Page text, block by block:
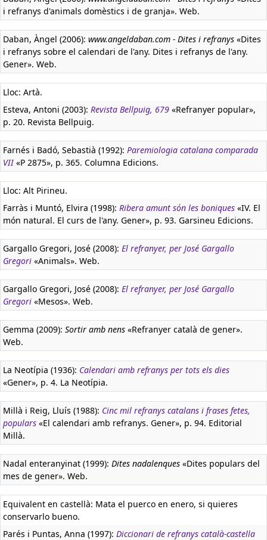
i refranys d'animals domèstics i de granja». Web.
Daban, Àngel (2006): www.angeldaban.com - Dites i refranys «Dites
i refranys sobre el calendari de l'any. Dites i refranys de l'any.
Gener». Web.
Lloc: Artà.
Esteva, Antoni (2003): Revista Bellpuig, 679 «Refranyer popular»,
p. 20. Revista Bellpuig.
Farnés i Badó, Sebastià (1992): Paremiologia catalana comparada
VII«P 2875», p. 365. Columna Edicions.
Lloc: Alt Pirineu.
Farràs i Muntó, Elvira (1998): Ribera amunt són les boniques «IV. El
món natural. El curs de l'any. Gener», p. 93. Garsineu Edicions.
Gargallo Gregori, José (2008): El refranyer, per José Gargallo
Gregori «Animals». Web.
Gargallo Gregori, José (2008): El refranyer, per José Gargallo
Gregori «Mesos». Web.
Gemma (2009): Sortir amb nens «Refranyer català de gener».
Web.
La Neotípia (1936): Calendari amb refranys per tots els dies
«Gener», p. 4. La Neotípia.
Millà i Reig, Lluís (1988): Cinc mil refranys catalans i frases fetes,
populars «El calendari amb refranys. Gener», p. 94. Editorial
Millà.
Nadal enteranyinat (1999): Dites nadalenques «Dites populars del
mes de gener». Web.
Equivalent en castellà: Mata el puerco en enero, si quieres
conservarlo bueno.
Parés i Puntas, Anna (1997): Diccionari de refranys català-castella